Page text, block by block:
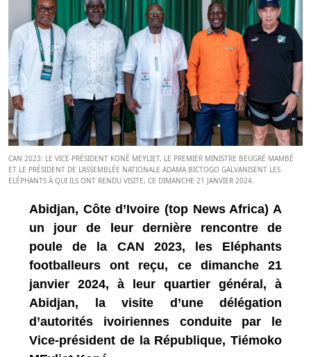
CAN 2023: LE VICE-PRÉSIDENT KONÉ MEYLIET, LE PREMIER MINISTRE BEUGRÉ MAMBÉ
ET LE PRÉSIDENT DE L'ASSEMBLÉE NATIONALE ADAMA BICTOGO GALVANISENT LES
ELÉPHANTS À QUI ILS ONT RENDU VISITE, CE DIMANCHE 21 JANVIER 2024.
Abidjan, Côte d’Ivoire (top News Africa) A
un jour de leur dernière rencontre de
poule de la CAN 2023, les Eléphants
footballeurs ont reçu, ce dimanche 21
janvier 2024, à leur quartier général, à
Abidjan, la visite d’une délégation
d’autorités ivoiriennes conduite par le
Vice-président de la République, Tiémoko